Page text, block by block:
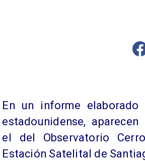
En un informe
estadounidense,
el del Observatorio
Estación Satelital de